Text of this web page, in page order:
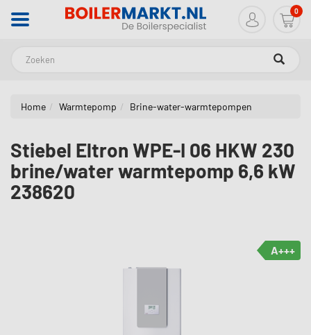
0
Home Warmtepomp Brine-water-warmtepompen
Stiebel Eltron WPE-I 06 HKW 230
brine/water warmtepomp 6,6 kW
238620
A+++